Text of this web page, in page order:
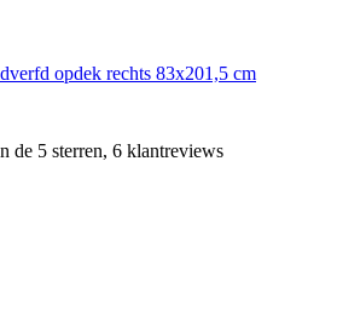
opdek rechts 83x201,5 cm
de 5 sterren, 6 klantreviews